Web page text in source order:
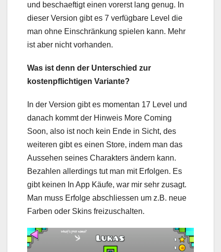
und beschaeftigt einen vorerst lang genug. In
dieser Version gibt es 7 verfügbare Level die
man ohne Einschränkung spielen kann. Mehr
ist aber nicht vorhanden.
Was ist denn der Unterschied zur
kostenpflichtigen Variante?
In der Version gibt es momentan 17 Level und
danach kommt der Hinweis More Coming
Soon, also ist noch kein Ende in Sicht, des
weiteren gibt es einen Store, indem man das
Aussehen seines Charakters ändern kann.
Bezahlen allerdings tut man mit Erfolgen. Es
gibt keinen In App Käufe, war mir sehr zusagt.
Man muss Erfolge abschliessen um z.B. neue
Farben oder Skins freizuschalten.